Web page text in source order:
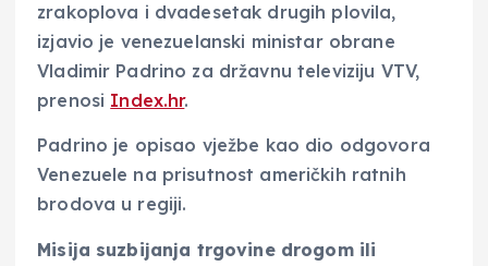
zrakoplova i dvadesetak drugih plovila,
izjavio je venezuelanski ministar obrane
Vladimir Padrino za državnu televiziju VTV,
prenosi Index.hr.
Padrino je opisao vježbe kao dio odgovora
Venezuele na prisutnost američkih ratnih
brodova u regiji.
Misija suzbijanja trgovine drogom ili